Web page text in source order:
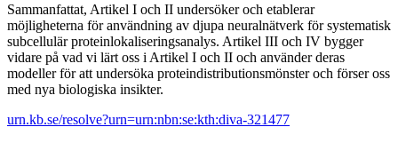
Sammanfattat, Artikel I och II undersöker och etablerar
möjligheterna för användning av djupa neuralnätverk för systematisk
subcellulär proteinlokaliseringsanalys. Artikel III och IV bygger
vidare på vad vi lärt oss i Artikel I och II och använder deras
modeller för att undersöka proteindistributionsmönster och förser oss
med nya biologiska insikter.
urn.kb.se/resolve?urn=urn:nbn:se:kth:diva-321477